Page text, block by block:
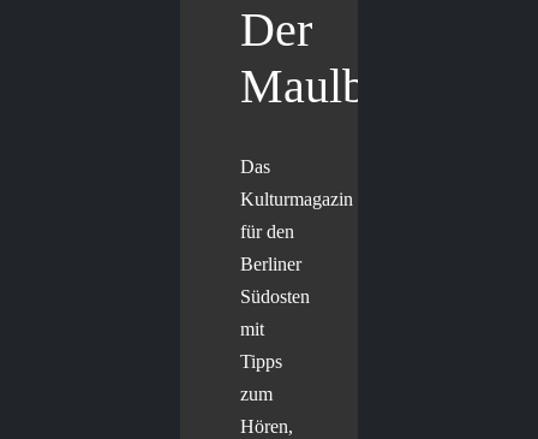
Der
Maulbär
Das
Kulturmagazin
für den
Berliner
Südosten
mit
Tipps
zum
Hören,